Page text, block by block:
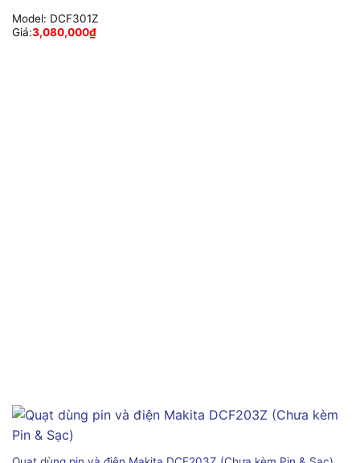
Model: DCF301Z
Giá:3,080,000₫